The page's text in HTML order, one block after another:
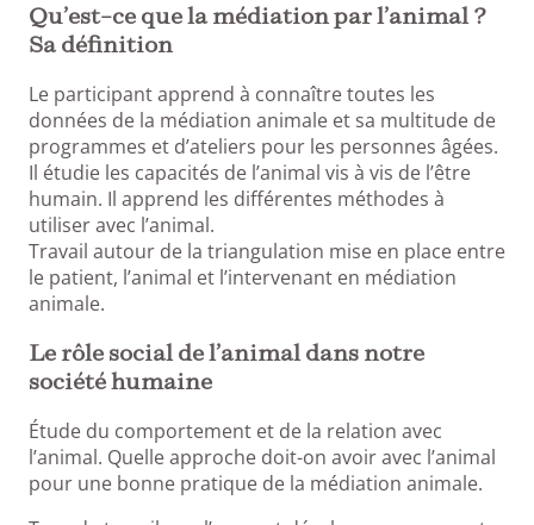
Qu’est-ce que la médiation par l’animal ?
Sa définition
Le participant apprend à connaître toutes les
données de la médiation animale et sa multitude de
programmes et d’ateliers pour les personnes âgées.
Il étudie les capacités de l’animal vis à vis de l’être
humain. Il apprend les différentes méthodes à
utiliser avec l’animal.
Travail autour de la triangulation mise en place entre
le patient, l’animal et l’intervenant en médiation
animale.
Le rôle social de l’animal dans notre
société humaine
Étude du comportement et de la relation avec
l’animal. Quelle approche doit-on avoir avec l’animal
pour une bonne pratique de la médiation animale.